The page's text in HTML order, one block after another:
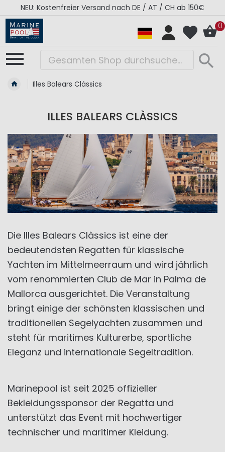
NEU: Kostenfreier Versand nach DE / AT / CH ab 150€
0
Illes Balears Clàssics
ILLES BALEARS CLÀSSICS
Die Illes Balears Clàssics ist eine der
bedeutendsten Regatten für klassische
Yachten im Mittelmeerraum und wird jährlich
vom renommierten Club de Mar in Palma de
Mallorca ausgerichtet. Die Veranstaltung
bringt einige der schönsten klassischen und
traditionellen Segelyachten zusammen und
steht für maritimes Kulturerbe, sportliche
Eleganz und internationale Segeltradition.
Marinepool ist seit 2025 offizieller
Bekleidungssponsor der Regatta und
unterstützt das Event mit hochwertiger
technischer und maritimer Kleidung.